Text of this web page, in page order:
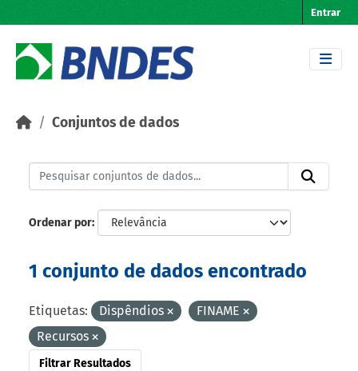
Entrar
Conjuntos de dados
Ordenar por
1 conjunto de dados encontrado
Etiquetas: Dispêndios
FINAME
Recursos
Filtrar Resultados